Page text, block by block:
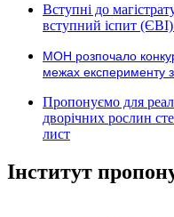
Вступні до
вступний іспит
МОН розпочало
межах експерименту з
Пропонуємо для
дворічних рослин
лист
Інститут